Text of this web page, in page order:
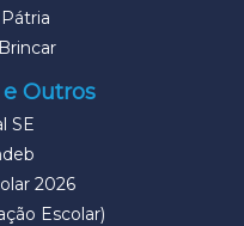
Outros
SE
2026
Escolar)